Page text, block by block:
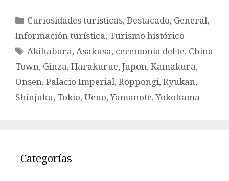
Categorías
Curiosidades turísticas,Destacado, General,
Información turística, Turismo histórico
Etiquetas
Akihabara, Asakusa, ceremonia del te, China
Town, Ginza, Harakurue, Japon, Kamakura,
Onsen, Palacio Imperial, Roppongi, Ryukan,
Shinjuku, Tokio, Ueno,Yamanote,Yokohama
Categorías